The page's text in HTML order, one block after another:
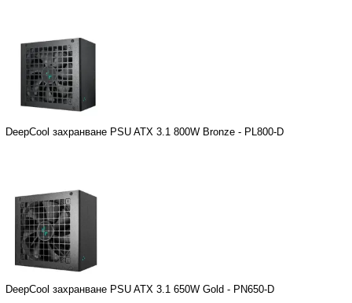
DeepCool захранване PSU ATX 3.1 800W Bronze - PL800-D
DeepCool захранване PSU ATX 3.1 650W Gold - PN650-D